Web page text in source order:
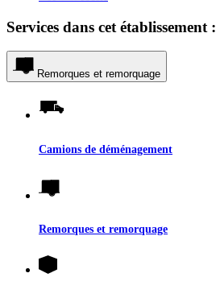
Services dans cet établissement :
Remorques et remorquage
Camions de déménagement
Remorques et remorquage